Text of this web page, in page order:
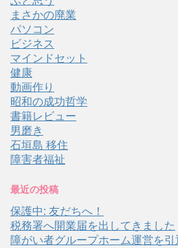
まさかの廃業
パソコン
ビジネス
マインドセット
健康
動画作り
昭和の成功哲学
書籍レビュー
男磨き
石垣島 移住
障害者福祉
最近の投稿
保護中: 友だちへ！
税務署へ開業届を出してきました
障がい者グループホーム運営を引